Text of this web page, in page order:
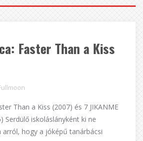
Faster Than a Kiss
Than a Kiss (2007) és 7 JIKANME
Serdülő iskoláslányként ki ne
hogy a jóképű tanárbácsi